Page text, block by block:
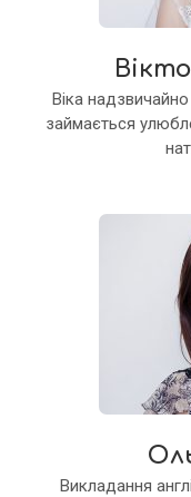
Віка
займається
Викладання